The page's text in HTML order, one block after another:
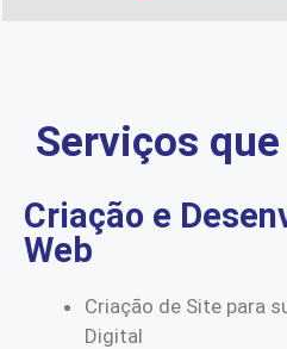
Serviços
Criação e
Web
Criação de Site para
Digital